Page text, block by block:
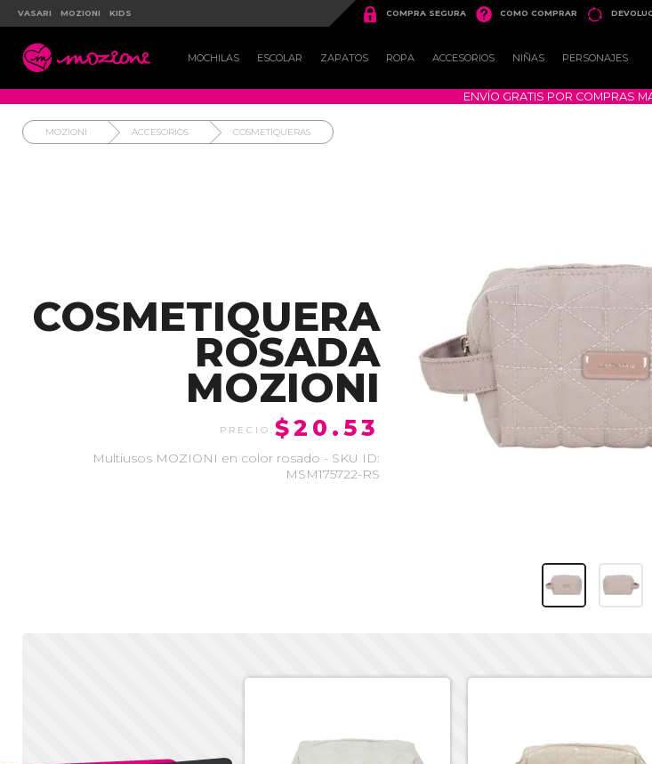
VASARI MOZIONI KIDS  COMPRA SEGURA  COMO COMPRAR 
 MOCHILAS ESCOLAR ZAPATOS ROPA ACCESORIOS NIÑAS PERSONAJES
ENVÍO GRATIS POR COMPRAS
MOZIONI ACCESORIOS COSMETIQUERAS
COSMETIQUERA
ROSADA
MOZIONI
$20.53
Multiusos MOZIONI en color rosado - SKU ID:
MSM175722-RS